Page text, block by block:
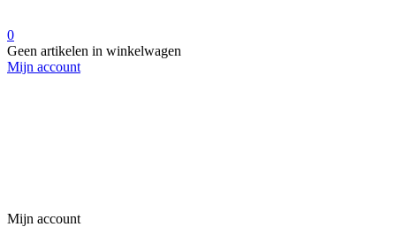
0
Geen artikelen in winkelwagen
Mijn account
Mijn account